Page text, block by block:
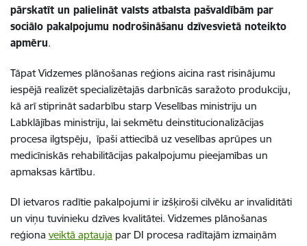
pārskatīt un palielināt valsts atbalsta pašvaldībām par
sociālo pakalpojumu nodrošināšanu dzīvesvietā noteikto
apmēru.
Tāpat Vidzemes plānošanas reģions aicina rast risinājumu
iespējā realizēt specializētajās darbnīcās saražoto produkciju,
kā arī stiprināt sadarbību starp Veselības ministriju un
Labklājības ministriju, lai sekmētu deinstitucionalizācijas
procesa ilgtspēju, īpaši attiecībā uz veselības aprūpes un
medicīniskās rehabilitācijas pakalpojumu pieejamības un
apmaksas kārtību.
DI ietvaros radītie pakalpojumi ir izšķiroši cilvēku ar invaliditāti
un viņu tuvinieku dzīves kvalitātei. Vidzemes plānošanas
reģiona veiktā aptauja par DI procesa radītajām izmaiņām